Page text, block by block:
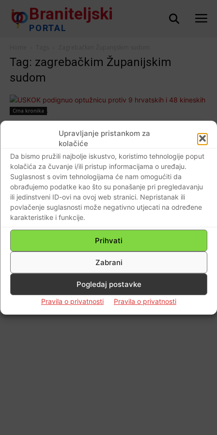
Upravljanje pristankom za
kolačiće
Da bismo pružili najbolje iskustvo, koristimo tehnologije poput
kolačića za čuvanje i/ili pristup informacijama o uređaju.
Suglasnost s ovim tehnologijama će nam omogućiti da
obrađujemo podatke kao što su ponašanje pri pregledavanju
ili jedinstveni ID-ovi na ovoj web stranici. Nepristanak ili
povlačenje suglasnosti može negativno utjecati na određene
karakteristike i funkcije.
Prihvati
Zabrani
Pogledaj postavke
Pravila o privatnosti Pravila o privatnosti
Braniteljski
PORTAL
Tag: zagrebačkim Županijskim
sudom
Crna kronika
USKOK podignuo optužnicu protiv 9
hrvatskih i 48 kineskih državljana…
Braniteljski portal 02.01.2018 0
Impressum Kontaktirajte nas Pravila o privatnosti
© Newspaper WordPress Theme by TagDiv